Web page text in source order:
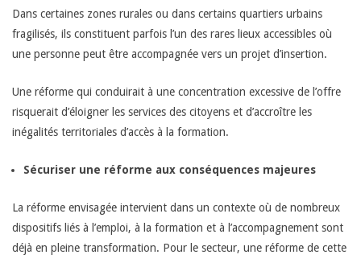
Dans certaines zones rurales ou dans certains quartiers urbains
fragilisés, ils constituent parfois l’un des rares lieux accessibles où
une personne peut être accompagnée vers un projet d’insertion.
Une réforme qui conduirait à une concentration excessive de l’offre
risquerait d’éloigner les services des citoyens et d’accroître les
inégalités territoriales d’accès à la formation.
Sécuriser une réforme aux conséquences majeures
La réforme envisagée intervient dans un contexte où de nombreux
dispositifs liés à l’emploi, à la formation et à l’accompagnement sont
déjà en pleine transformation. Pour le secteur, une réforme de cette